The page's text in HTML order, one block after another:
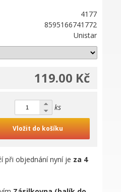
4177
8595166741772
Unistar
119.00 Kč
ks
Vložit do košíku
při objednání nyní je za 4